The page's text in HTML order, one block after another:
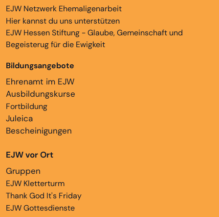
EJW Netzwerk Ehemaligenarbeit
Hier kannst du uns unterstützen
EJW Hessen Stiftung - Glaube, Gemeinschaft und
Begeisterug für die Ewigkeit
Bildungsangebote
Ehrenamt im EJW
Ausbildungskurse
Fortbildung
Juleica
Bescheinigungen
EJW vor Ort
Gruppen
EJW Kletterturm
Thank God It's Friday
EJW Gottesdienste